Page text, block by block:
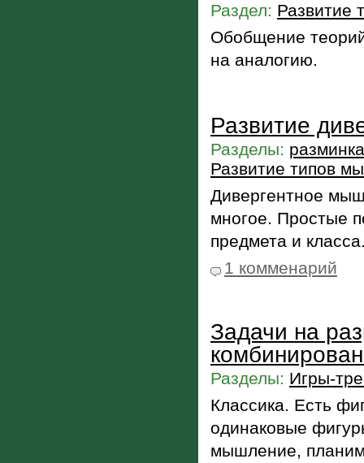
Раздел: Развитие
Обобщение
на аналогию.
Развитие
Разделы:
Развитие типов
Дивергентное
многое. Простые
предмета и
1 комменарий
Задачи на
Разделы: Игры-
Классика. Есть
одинаковые
мышление,